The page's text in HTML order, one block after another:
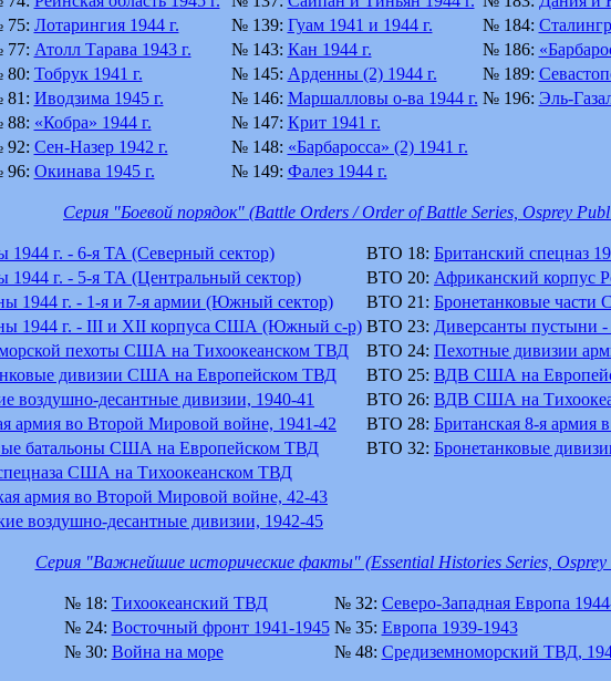
Лотарингия 1944 г. № 139: Гуам 1941 и 1944 г. № 184:
Атолл Тарава 1943 г. № 143: Кан 1944 г. № 186:
Тобрук 1941 г. № 145: Арденны (2) 1944 г. № 189:
Иводзима 1945 г. № 146: Маршалловы о-ва 1944 г. № 196: Эль-
«Кобра» 1944 г. № 147: Крит 1941 г.
Сен-Назер 1942 г. № 148: «Барбаросса» (2) 1941 г.
Окинава 1945 г. № 149: Фалез 1944 г.
Серия "Боевой порядок" (Battle Orders / Order of Battle Series, Osprey
1944 г. - 6-я ТА (Северный сектор) BTO 18: Британский спецназ
1944 г. - 5-я ТА (Центральный сектор) BTO 20: Африканский корпус
1944 г. - 1-я и 7-я армии (Южный сектор) BTO 21: Бронетанковые
1944 г. - III и XII корпуса США (Южный с-р) BTO 23: Диверсанты пустыни
пехоты США на Тихоокеанском ТВД BTO 24: Пехотные дивизии
дивизии США на Европейском ТВД BTO 25: ВДВ США на
воздушно-десантные дивизии, 1940-41 BTO 26: ВДВ США на
армия во Второй Мировой войне, 1941-42 BTO 28: Британская 8-я армия
батальоны США на Европейском ТВД BTO 32: Бронетанковые
США на Тихоокеанском ТВД
армия во Второй Мировой войне, 42-43
воздушно-десантные дивизии, 1942-45
Серия "Важнейшие исторические факты" (Essential Histories Series, Osprey
№ 18: Тихоокеанский ТВД № 32: Северо-Западная Европа
№ 24: Восточный фронт 1941-1945 № 35: Европа 1939-1943
№ 30: Война на море № 48: Средиземноморский ТВД,